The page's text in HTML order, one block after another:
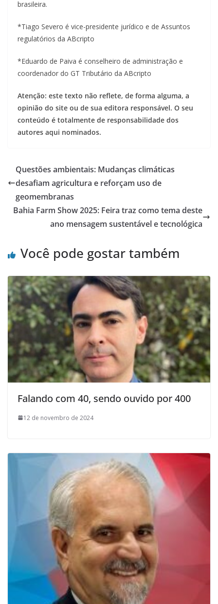
brasileira.
*Tiago Severo é vice-presidente jurídico e de Assuntos
regulatórios da ABcripto
*Eduardo de Paiva é conselheiro de administração e
coordenador do GT Tributário da ABcripto
Atenção: este texto não reflete, de forma alguma, a
opinião do site ou de sua editora responsável. O seu
conteúdo é totalmente de responsabilidade dos
autores aqui nominados.
Questões ambientais: Mudanças climáticas
desafiam agricultura e reforçam uso de
geomembranas
Bahia Farm Show 2025: Feira traz como tema deste
ano mensagem sustentável e tecnológica
Você pode gostar também
Falando com 40, sendo ouvido por 400
12 de novembro de 2024